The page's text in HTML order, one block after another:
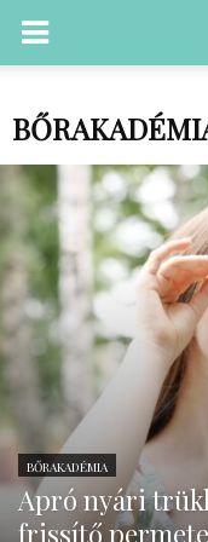
BŐRAKADÉMIA
Apró nyári
frissítő